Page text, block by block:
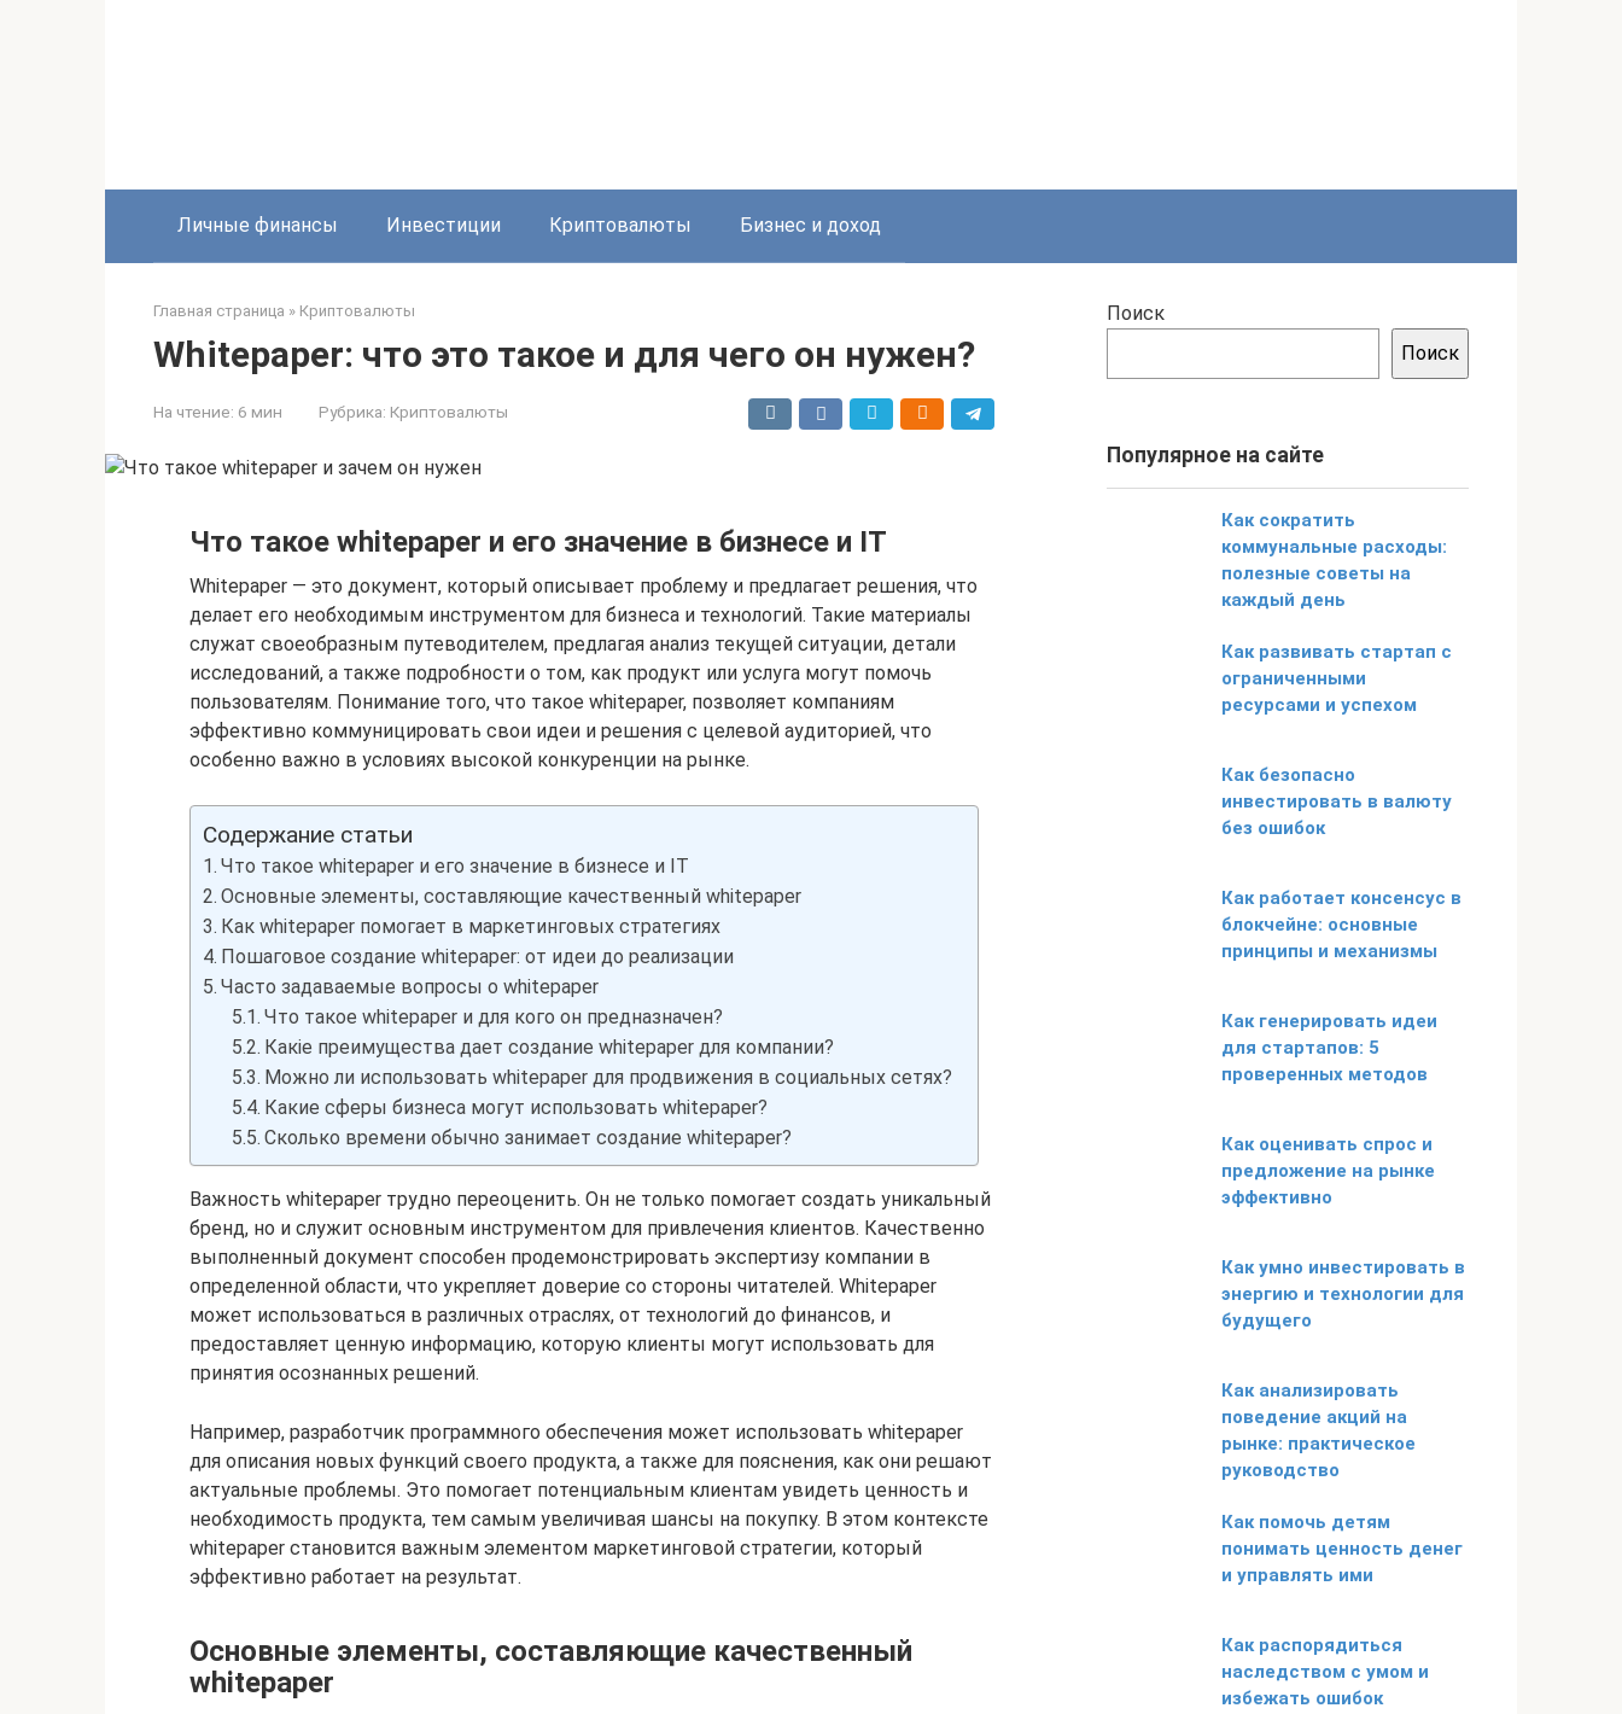
Личные финансы Инвестиции Криптовалюты Бизнес и доход
Главная страница » Криптовалюты
Whitepaper: что это такое и для чего он нужен?
На чтение: 6 мин Рубрика: Криптовалюты
Что такое whitepaper и его значение в бизнесе и IT
Whitepaper — это документ, который описывает проблему и предлагает решения, что
делает его необходимым инструментом для бизнеса и технологий. Такие материалы
служат своеобразным путеводителем, предлагая анализ текущей ситуации, детали
исследований, а также подробности о том, как продукт или услуга могут помочь
пользователям. Понимание того, что такое whitepaper, позволяет компаниям
эффективно коммуницировать свои идеи и решения с целевой аудиторией, что
особенно важно в условиях высокой конкуренции на рынке.
Содержание статьи
Что такое whitepaper и его значение в бизнесе и IT
Основные элементы, составляющие качественный whitepaper
Как whitepaper помогает в маркетинговых стратегиях
Пошаговое создание whitepaper: от идеи до реализации
Часто задаваемые вопросы о whitepaper
Что такое whitepaper и для кого он предназначен?
Какie преимущества дает создание whitepaper для компании?
Можно ли использовать whitepaper для продвижения в социальных сетях?
Какие сферы бизнеса могут использовать whitepaper?
Сколько времени обычно занимает создание whitepaper?
Важность whitepaper трудно переоценить. Он не только помогает создать уникальный
бренд, но и служит основным инструментом для привлечения клиентов. Качественно
выполненный документ способен продемонстрировать экспертизу компании в
определенной области, что укрепляет доверие со стороны читателей. Whitepaper
может использоваться в различных отраслях, от технологий до финансов, и
предоставляет ценную информацию, которую клиенты могут использовать для
принятия осознанных решений.
Например, разработчик программного обеспечения может использовать whitepaper
для описания новых функций своего продукта, а также для пояснения, как они решают
актуальные проблемы. Это помогает потенциальным клиентам увидеть ценность и
необходимость продукта, тем самым увеличивая шансы на покупку. В этом контексте
whitepaper становится важным элементом маркетинговой стратегии, который
эффективно работает на результат.
Основные элементы, составляющие качественный
whitepaper
Поиск
Поиск
Популярное на сайте
Как сократить
коммунальные расходы:
полезные советы на
каждый день
Как развивать стартап с
ограниченными
ресурсами и успехом
Как безопасно
инвестировать в валюту
без ошибок
Как работает консенсус в
блокчейне: основные
принципы и механизмы
Как генерировать идеи
для стартапов: 5
проверенных методов
Как оценивать спрос и
предложение на рынке
эффективно
Как умно инвестировать в
энергию и технологии для
будущего
Как анализировать
поведение акций на
рынке: практическое
руководство
Как помочь детям
понимать ценность денег
и управлять ими
Как распорядиться
наследством с умом и
избежать ошибок